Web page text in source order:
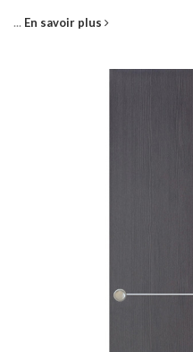
... En savoir plus